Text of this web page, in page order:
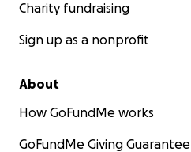
Charity fundraising
Sign up as a nonprofit
About
How GoFundMe works
GoFundMe Giving Guarantee